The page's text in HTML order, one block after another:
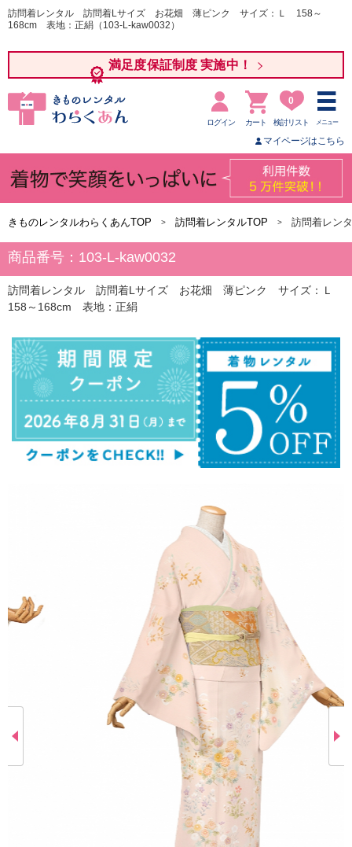
訪問着レンタル 訪問着Lサイズ お花畑 薄ピンク サイズ：Ｌ 158～
168cm 表地：正絹（103-L-kaw0032）
満足度保証制度 実施中！
ログイン カート
0
検討リスト メニュー
マイページはこちら
きものレンタルわらくあんTOP 訪問着レンタルTOP 訪問着レン
商品番号：103-L-kaw0032
訪問着レンタル 訪問着Lサイズ お花畑 薄ピンク サイズ：Ｌ
158～168cm 表地：正絹